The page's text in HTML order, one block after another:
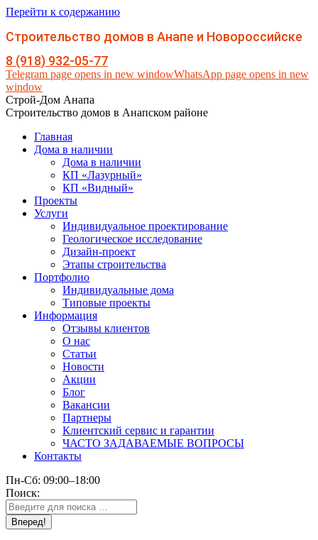
Перейти к содержанию
Строительство домов в Анапе и Новороссийске
8 (918) 932-05-77
Telegram page opens in new windowWhatsApp page opens in new
window
Строй-Дом Анапа
Строительство домов в Анапском районе
Главная
Дома в наличии
Дома в наличии
КП «Лазурный»
КП «Видный»
Проекты
Услуги
Индивидуальное проектирование
Геологическое исследование
Дизайн-проект
Этапы строительства
Портфолио
Индивидуальные дома
Типовые проекты
Информация
Отзывы клиентов
О нас
Статьи
Новости
Акции
Блог
Вакансии
Партнеры
Клиентский сервис и гарантии
ЧАСТО ЗАДАВАЕМЫЕ ВОПРОСЫ
Контакты
Пн-Сб: 09:00–18:00
Поиск: